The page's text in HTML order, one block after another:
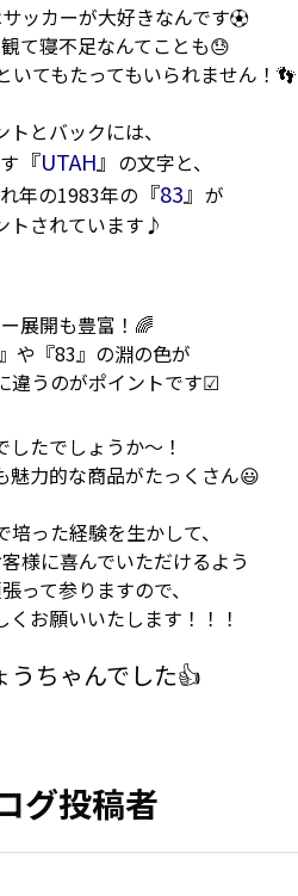
ッカーが大好きなんです⚽
て寝不足なんてことも😓
いてもたってもいられません！👣
トとバックには、
『UTAH』 の文字と、
年の1983年の 『83』 が
トされています♪
展開も豊富！🌈
や『83』の淵の色が
違うのがポイントです☑
したでしょうか～！
魅力的な商品がたっくさん😃
培った経験を生かして、
様に喜んでいただけるよう
って参りますので、
くお願いいたします！！！
うちゃんでした👍
グ投稿者